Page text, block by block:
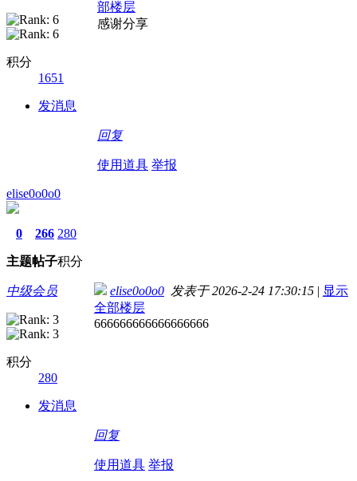
积分
1651
发消息
部楼层
感谢分享
回复
使用道具 举报
elise0o0o0
0
主题
266
帖子
280
积分
中级会员
积分
280
发消息
elise0o0o0 发表于 2026-2-24 17:30:15 | 显示
全部楼层
666666666666666666
回复
使用道具 举报